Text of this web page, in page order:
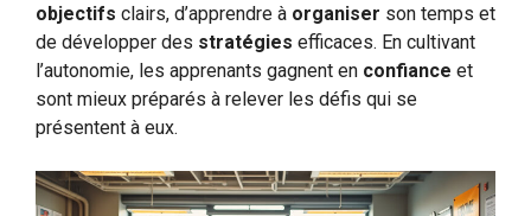
objectifs clairs, d’apprendre à organiser son temps et
de développer des stratégies efficaces. En cultivant
l’autonomie, les apprenants gagnent en confiance et
sont mieux préparés à relever les défis qui se
présentent à eux.